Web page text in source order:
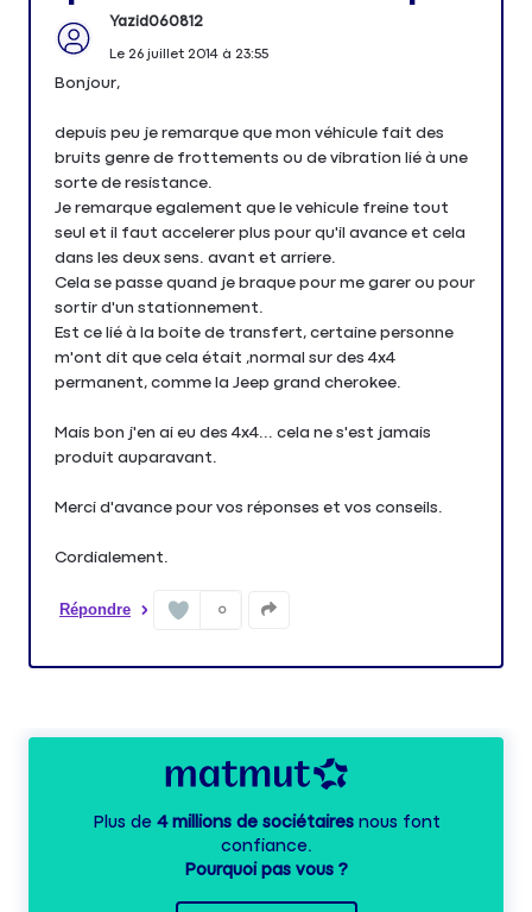
Yazid060812
Le 26 juillet 2014à 23:55
Bonjour,
depuis peu je remarque que mon véhicule fait des
bruits genre de frottements ou de vibration lié à une
sorte de resistance.
Je remarque egalement que le vehicule freine tout
seul et il faut accelerer plus pour qu'il avance et cela
dans les deux sens. avant et arriere.
Cela se passe quand je braque pour me garer ou pour
sortir d'un stationnement.
Est ce lié à la boite de transfert, certaine personne
m'ont dit que cela était ,normal sur des 4x4
permanent, comme la Jeep grand cherokee.
Mais bon j'en ai eu des 4x4... cela ne s'est jamais
produit auparavant.
Merci d'avance pour vos réponses et vos conseils.
Cordialement.
Répondre 0
Plus de 4 millions de sociétairesnous font
confiance.
Pourquoi pas vous ?